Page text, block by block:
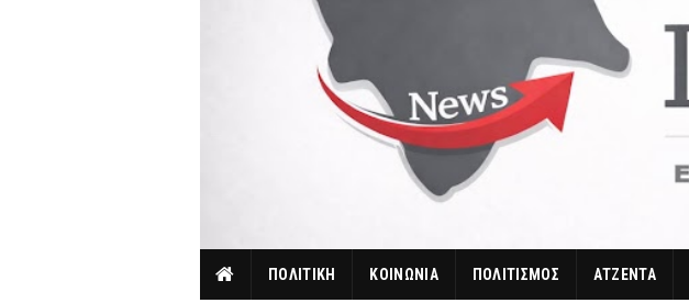
ΠΟΛΙΤΙΚΗ ΚΟΙΝΩΝΙΑ ΠΟΛΙΤΙΣΜΟΣ ΑΤΖΕΝΤΑ